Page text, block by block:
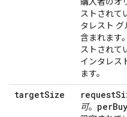
ストされて
タレスト グ
含まれます。
ストされて
インタレス
ます。
targetSize request
可。 per